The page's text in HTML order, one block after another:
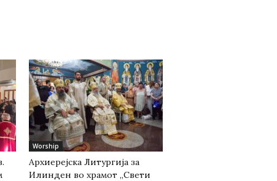
Worship
Архиерејска Литургија за
Илинден во храмот „Свети